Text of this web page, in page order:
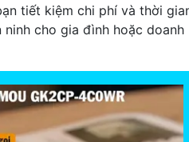
tiết kiệm chi phí và thời
cho gia đình hoặc doanh